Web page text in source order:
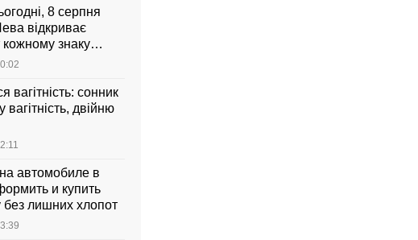
8 серпня
відкриває
кожному знаку
вагітність: сонник
двійню
автомобиле в
и купить
без лишних хлопот